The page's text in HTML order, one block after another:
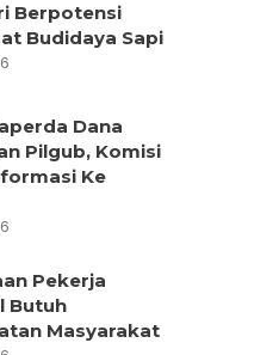
Berpotensi
Budidaya Sapi
Dana
Pilgub, Komisi
Ke
Pekerja
Butuh
Masyarakat